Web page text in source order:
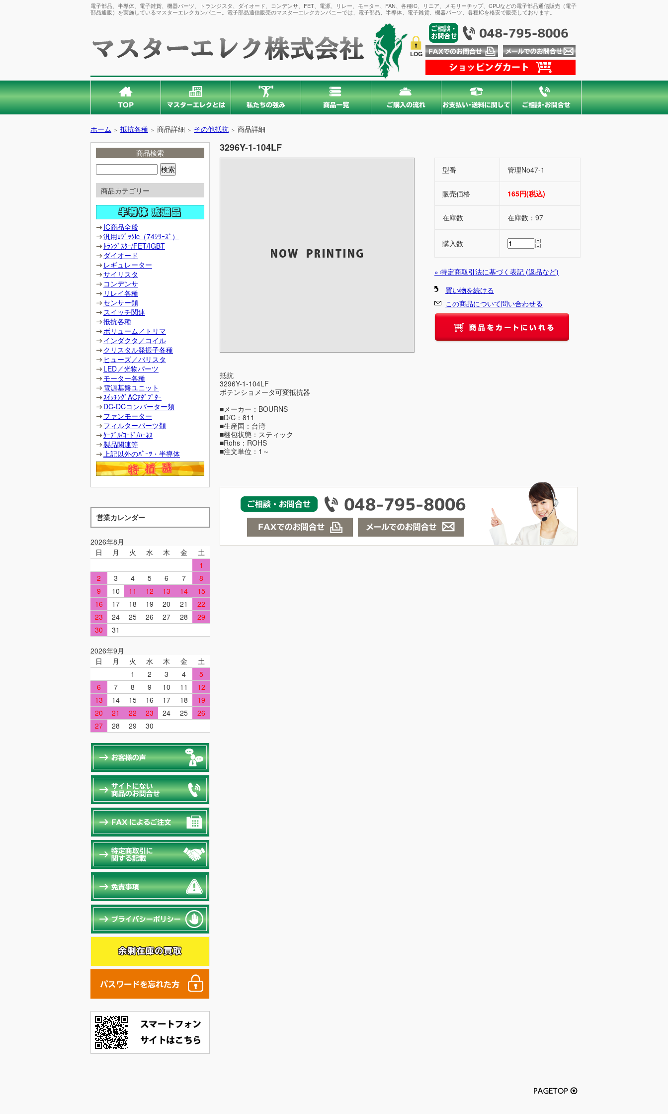
電子部品、半導体、電子雑貨、機器パーツ、トランジスタ、ダイオード、コンデンサ、FET、電源、リレー、モーター、FAN、各種IC、リニア、メモリーチップ、CPUなどの電子部品通信販売（電子
部品通販）を実施しているマスターエレクカンパニー。電子部品通信販売のマスターエレクカンパニーでは、電子部品、半導体、電子雑貨、機器パーツ、各種ICを格安で販売しております。
LOG
ホーム ＞ 抵抗各種 ＞ 商品詳細 ＞ その他抵抗 ＞ 商品詳細
商品検索
商品カテゴリー
IC商品全般
汎用ﾛｼﾞｯｸic（74ｼﾘｰｽﾞ）
ﾄﾗﾝｼﾞｽﾀｰ/FET/IGBT
ダイオード
レギュレーター
サイリスタ
コンデンサ
リレイ各種
センサー類
スイッチ関連
抵抗各種
ボリューム／トリマ
インダクタ／コイル
クリスタル発振子各種
ヒューズ／バリスタ
LED／光物パーツ
モーター各種
電源基盤ユニット
ｽｲｯﾁﾝｸﾞACｱﾀﾞﾌﾟﾀｰ
DC-DCコンバーター類
ファンモーター
フィルターパーツ類
ｹｰﾌﾞﾙ/ｺｰﾄﾞ/ﾊｰﾈｽ
製品関連等
上記以外のﾊﾟｰﾂ・半導体
営業カレンダー
2026年8月
日
月 火 水 木 金
土
1
2
3 4 5 6 7
8
9
10 11 12 13 14
15
16
17 18 19 20 21
22
23
24 25 26 27 28
29
30
31
2026年9月
日
月 火 水 木 金
土
1
2 3 4
5
6
7 8 9 10 11
12
13
14 15 16 17 18
19
20
21 22 23 24 25
26
27
28 29 30
3296Y-1-104LF
型番 管理No47-1
販売価格 165円(税込)
在庫数 在庫数：97
購入数
» 特定商取引法に基づく表記 (返品など)
買い物を続ける
この商品について問い合わせる
抵抗
3296Y-1-104LF
ポテンショメータ可変抵抗器
■メーカー：BOURNS
■D/C：811
■生産国：台湾
■梱包状態：スティック
■Rohs：ROHS
■注文単位：1～